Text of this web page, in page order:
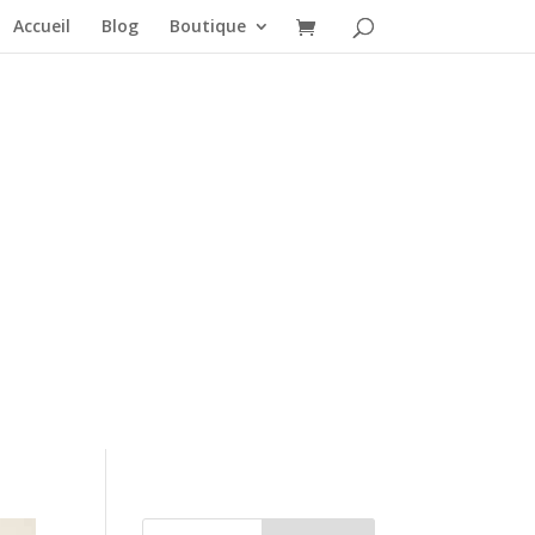
Accueil Blog Boutique